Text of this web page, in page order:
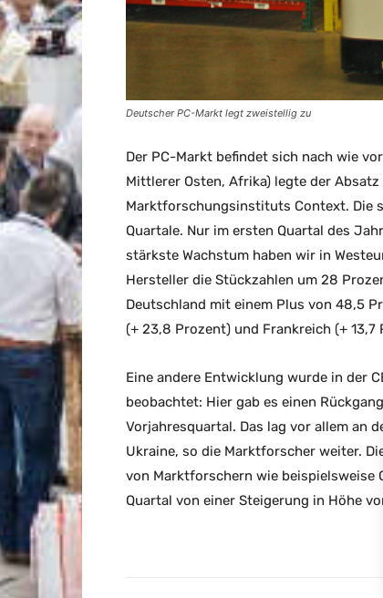
Deutscher PC-Markt legt zweistellig zu
Der PC-Markt befindet sich nach wie
Mittlerer Osten, Afrika) legte der
Marktforschungsinstituts Context. Die
Quartale. Nur im ersten Quartal des
stärkste Wachstum haben wir in
Hersteller die Stückzahlen um 28
Deutschland mit einem Plus von 48,5
(+ 23,8 Prozent) und Frankreich (+ 13,7
Eine andere Entwicklung wurde in der
beobachtet: Hier gab es einen
Vorjahresquartal. Das lag vor allem an
Ukraine, so die Marktforscher weiter.
von Marktforschern wie beispielsweise
Quartal von einer Steigerung in Höhe